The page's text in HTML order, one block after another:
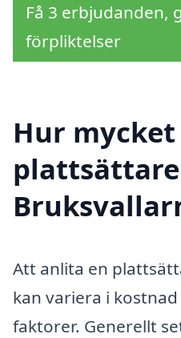
Få 3 erbjudanden,
förpliktelser
Hur
Att anlita en
kan variera i
faktorer. Generellt